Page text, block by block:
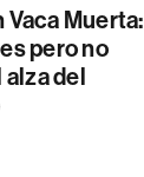
Vaca Muerta:
pero no
del